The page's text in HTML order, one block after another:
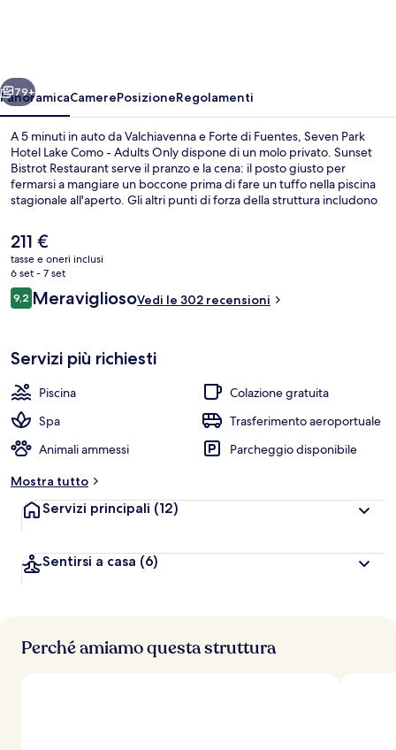
-
Adults
Only
Avanti
79+
PanoramicaCamerePosizioneRegolamenti
A 5 minuti in auto da Valchiavenna e Forte di Fuentes, Seven Park
Hotel Lake Como - Adults Only dispone di un molo privato. Sunset
Bistrot Restaurant serve il pranzo e la cena: il posto giusto per
fermarsi a mangiare un boccone prima di fare un tuffo nella piscina
stagionale all'aperto. Gli altri punti di forza della struttura includono
recensioni dei viaggiatori lodano il personale gentile e la posizione
invidiabile.
Il
prezzo
attuale
è
211 €
211 €
tasse e oneri inclusi
6 set - 7 set
Recensioni
9,29,2 su 10
MeravigliosoVedi le 302 recensioni
Servizi più richiesti
Piscina
Colazione gratuita
Spa
Trasferimento aeroportuale
Animali ammessi
Parcheggio disponibile
Mostra tutto
Servizi principali (12)
Sentirsi a casa (6)
Perché amiamo questa struttura